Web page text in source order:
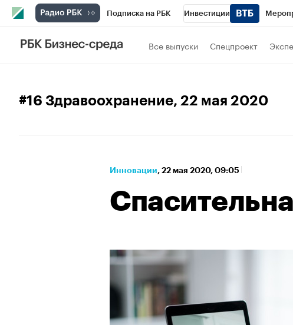
Подписка на РБК Инвестиции
Спорт Все выпуски Спецпроект
#16 Здравоохранение, 22 мая 2020
Инновации⁠, 22 мая 2020, 09:05